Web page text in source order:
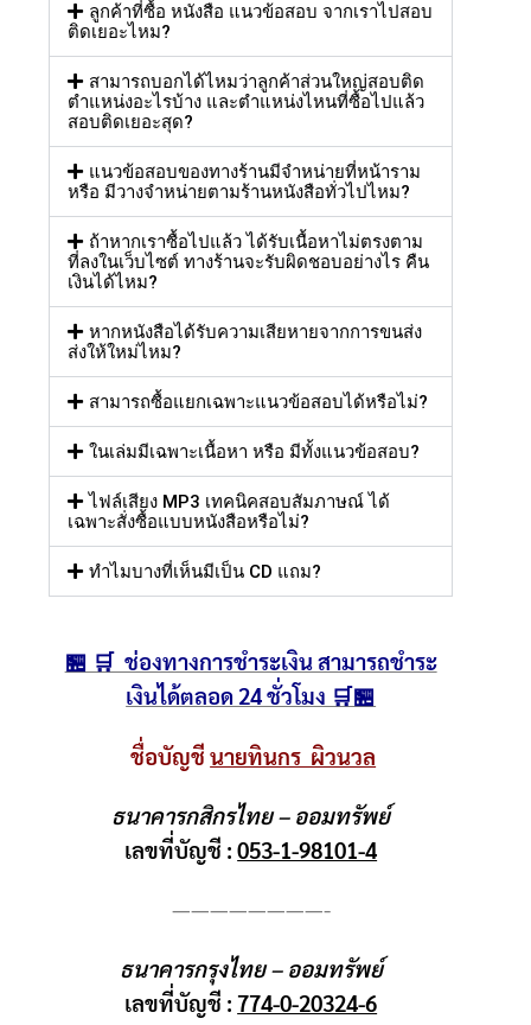
ลูกค้าที่ซื้อ หนังสือ แนวข้อสอบ จากเราไปสอบ
ติดเยอะไหม?
สามารถบอกได้ไหมว่าลูกค้าส่วนใหญ่สอบติด
ตำแหน่งอะไรบ้าง และตำแหน่งไหนที่ซื้อไปแล้ว
สอบติดเยอะสุด?
แนวข้อสอบของทางร้านมีจำหน่ายที่หน้าราม
หรือ มีวางจำหน่ายตามร้านหนังสือทั่วไปไหม?
ถ้าหากเราซื้อไปแล้ว ได้รับเนื้อหาไม่ตรงตาม
ที่ลงในเว็บไซต์ ทางร้านจะรับผิดชอบอย่างไร คืน
เงินได้ไหม?
หากหนังสือได้รับความเสียหายจากการขนส่ง
ส่งให้ใหม่ไหม?
สามารถซื้อแยกเฉพาะแนวข้อสอบได้หรือไม่?
ในเล่มมีเฉพาะเนื้อหา หรือ มีทั้งแนวข้อสอบ?
ไฟล์เสียง MP3 เทคนิคสอบสัมภาษณ์ ได้
เฉพาะสั่งซื้อแบบหนังสือหรือไม่?
ทำไมบางที่เห็นมีเป็น CD แถม?
🏪 🛒 ช่องทางการชำระเงิน สามารถชำระ
เงินได้ตลอด 24 ชั่วโมง 🛒🏪
ชื่อบัญชีนายทินกร ผิวนวล
ธนาคารกสิกรไทย – ออมทรัพย์
เลขที่บัญชี :053-1-98101-4
————————-
ธนาคารกรุงไทย – ออมทรัพย์
เลขที่บัญชี :774-0-20324-6